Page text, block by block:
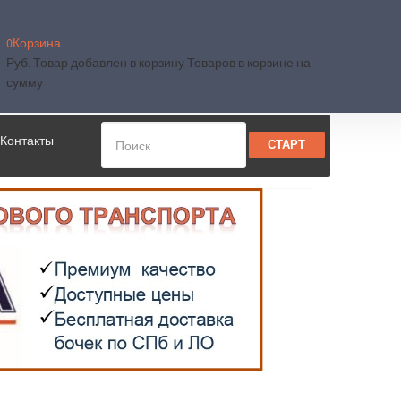
0Корзина
Руб. Товар добавлен в корзину Товаров в корзине на
сумму
Контакты